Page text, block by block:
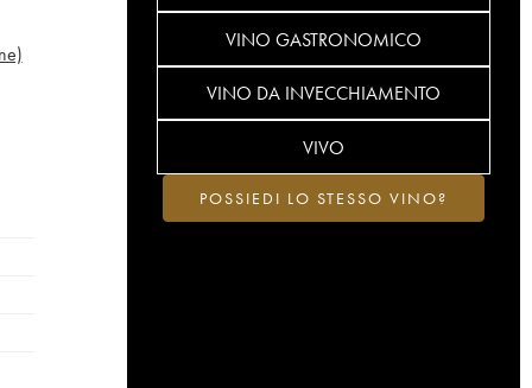
VINO GASTRONOMICO
VINO DA INVECCHIAMENTO
VIVO
POSSIEDI LO STESSO VINO?